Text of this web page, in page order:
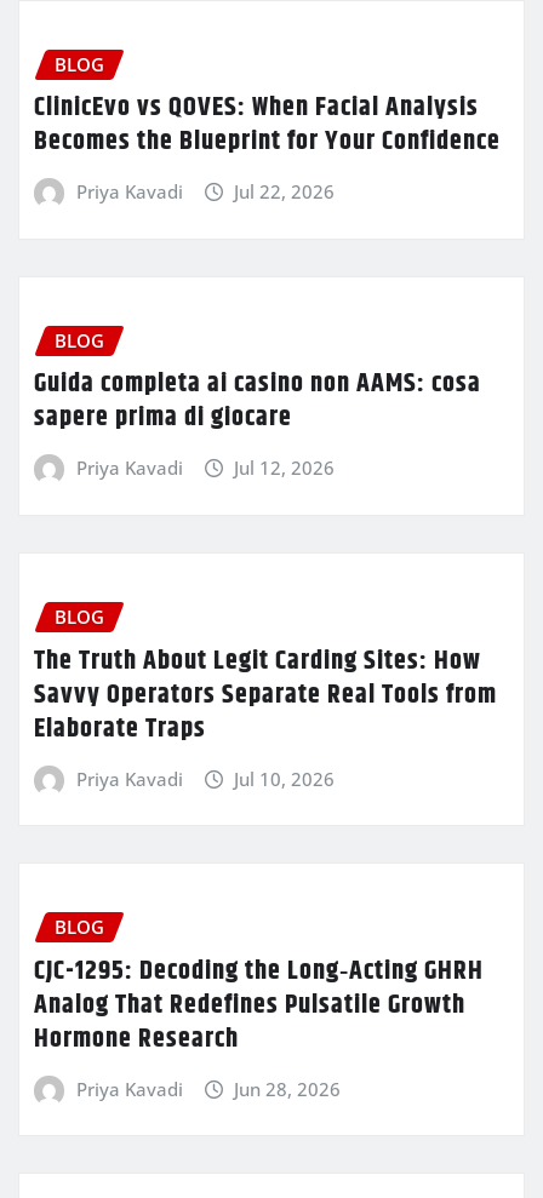
BLOG
ClinicEvo vs QOVES: When Facial Analysis
Becomes the Blueprint for Your Confidence
Priya Kavadi Jul 22, 2026
BLOG
Guida completa ai casino non AAMS: cosa
sapere prima di giocare
Priya Kavadi Jul 12, 2026
BLOG
The Truth About Legit Carding Sites: How
Savvy Operators Separate Real Tools from
Elaborate Traps
Priya Kavadi Jul 10, 2026
BLOG
CJC-1295: Decoding the Long‑Acting GHRH
Analog That Redefines Pulsatile Growth
Hormone Research
Priya Kavadi Jun 28, 2026